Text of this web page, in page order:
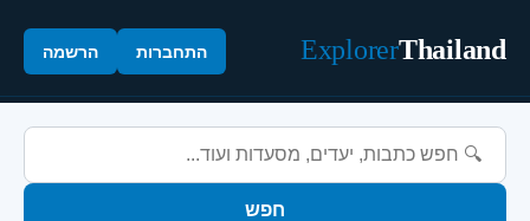
Thailand
Explorer התחברות הרשמה
חפש